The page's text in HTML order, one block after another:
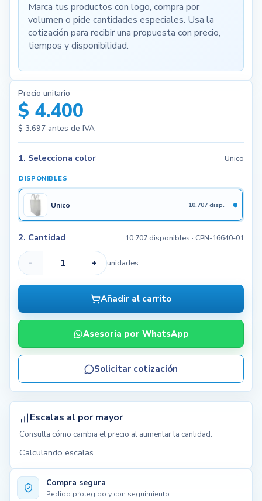
Marca tus productos con logo, compra por
volumen o pide cantidades especiales. Usa la
cotización para recibir una propuesta con precio,
tiempos y disponibilidad.
Compra segura
Pedido protegido y con seguimiento.
Precio unitario
$ 4.400
$ 3.697antes de IVA
1. Selecciona color Unico
DISPONIBLES
Unico 10.707 disp.
2. Cantidad 10.707 disponibles · CPN-16640-01
- + unidades
Añadir al carrito
Asesoría por WhatsApp
Solicitar cotización
Escalas al por mayor
Consulta cómo cambia el precio al aumentar la cantidad.
Calculando escalas...